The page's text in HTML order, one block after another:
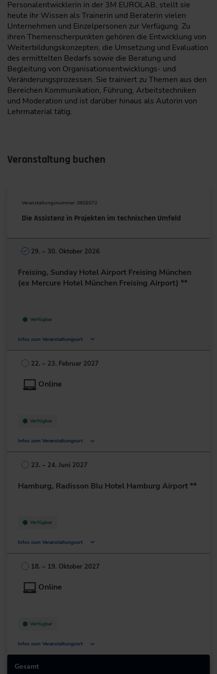
Personalentwicklerin in der 3M EUROLAB, stellt sie
heute ihr Wissen als Trainerin und Beraterin vielen
Unternehmen und Einzelpersonen zur Verfügung. Zu
ihren Themenscherpunkten gehören die Entwicklung von
Weiterbildungskonzepten, die Umsetzung und Evaluation
des ermittelten Bedarfs sowie die Beratung und
Begleitung von Organisationsentwicklungs- und
Veränderungsprozessen. Sie trainiert zu Themen aus den
Bereichen Kommunikation, Führung, Arbeitstechniken
und Moderation und ist darüber hinaus als Autorin von
Lehrmaterial tätig.
Veranstaltung buchen
Veranstaltungsnummer: 08SE072
Die Assistenz in Projekten im technischen Umfeld
29. – 30. Oktober 2026
Freising, Sunday Hotel Airport Freising München
(ex Mercure Hotel München Freising Airport) **
Verfügbar
Infos zum Veranstaltungsort
Dr.-von-Daller-Str. 1-3
85356 Freising
22. – 23. Februar 2027
Online
Verfügbar
Infos zum Veranstaltungsort
Deutschland
+49 211/6214-201
23. – 24. Juni 2027
Hamburg, Radisson Blu Hotel Hamburg Airport **
Verfügbar
Infos zum Veranstaltungsort
Flughafenstr. 1-3
22335 Hamburg
18. – 19. Oktober 2027
Online
Verfügbar
Infos zum Veranstaltungsort
Deutschland
Gesamt